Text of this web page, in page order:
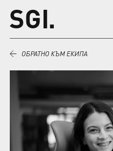
ОБРАТНО КЪМ ЕКИПА